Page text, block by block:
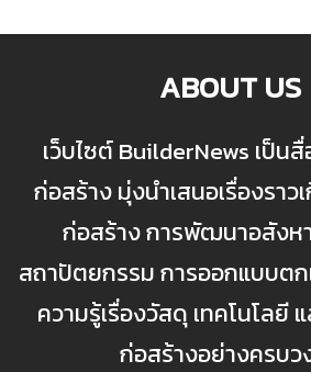
ABOUT US
เว็บไซต์ BuilderNews เป็น
ก่อสร้าง มุ่งนำเสนอเรื่องราว
ก่อสร้าง การพัฒนาอสังห
สถาปัตยกรรม การออกแบบต
ความรู้เรื่องวัสดุ เทคโนโลยี
ก่อสร้างอย่างครบว